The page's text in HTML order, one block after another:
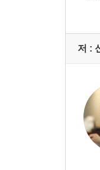
저 :